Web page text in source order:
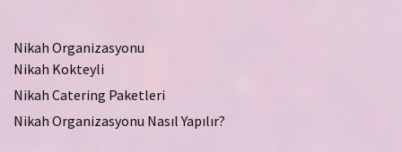
Nikah Organizasyonu
Nikah Kokteyli
Nikah Catering Paketleri
Nikah Organizasyonu Nasıl Yapılır?